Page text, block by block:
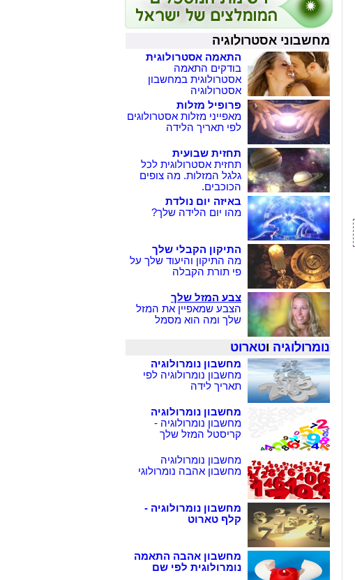
מחשבוני אסטרולוגיה
התאמה אסטרולוגית
בודקים התאמה
אסטרולוגית במחשבון
אסטרולוגיה
פרופיל מזלות
מאפייני מזלות אסטרולוגים
לפי תאריך הלידה
תחזית שבועית
תחזית אסטרולוגית לכל
גלגל המזלות. מה צופים
הכוכבים.
באיזה יום נולדת
מהו יום הלידה שלך?
התיקון הקבלי שלך
מה התיקון והיעוד שלך על
פי תורת הקבלה
צבע המזל שלך
הצבע שמאפיין את המזל
שלך ומה הוא מסמל
נומרולוגיה וטארוט
מחשבון נומרולוגיה
מחשבון נומרולוגיה לפי
תאריך לידה
מחשבון נומרולוגיה
מחשבון נומרולוגיה -
קריסטל המזל שלך
מחשבון נומרולוגיה
מחשבון אהבה נומרולוגי
מחשבון נומרולוגיה -
קלף טארוט
מחשבון אהבה התאמה
נומרולוגית לפי שם